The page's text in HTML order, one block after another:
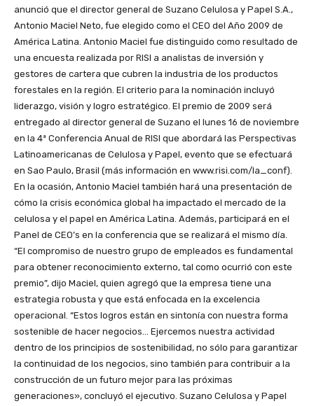
anunció que el director general de Suzano Celulosa y Papel S.A.,
Antonio Maciel Neto, fue elegido como el CEO del Año 2009 de
América Latina. Antonio Maciel fue distinguido como resultado de
una encuesta realizada por RISI a analistas de inversión y
gestores de cartera que cubren la industria de los productos
forestales en la región. El criterio para la nominación incluyó
liderazgo, visión y logro estratégico. El premio de 2009 será
entregado al director general de Suzano el lunes 16 de noviembre
en la 4ª Conferencia Anual de RISI que abordará las Perspectivas
Latinoamericanas de Celulosa y Papel, evento que se efectuará
en Sao Paulo, Brasil (más información en www.risi.com/la_conf).
En la ocasión, Antonio Maciel también hará una presentación de
cómo la crisis económica global ha impactado el mercado de la
celulosa y el papel en América Latina. Además, participará en el
Panel de CEO’s en la conferencia que se realizará el mismo día.
“El compromiso de nuestro grupo de empleados es fundamental
para obtener reconocimiento externo, tal como ocurrió con este
premio”, dijo Maciel, quien agregó que la empresa tiene una
estrategia robusta y que está enfocada en la excelencia
operacional. “Estos logros están en sintonía con nuestra forma
sostenible de hacer negocios… Ejercemos nuestra actividad
dentro de los principios de sostenibilidad, no sólo para garantizar
la continuidad de los negocios, sino también para contribuir a la
construcción de un futuro mejor para las próximas
generaciones», concluyó el ejecutivo. Suzano Celulosa y Papel